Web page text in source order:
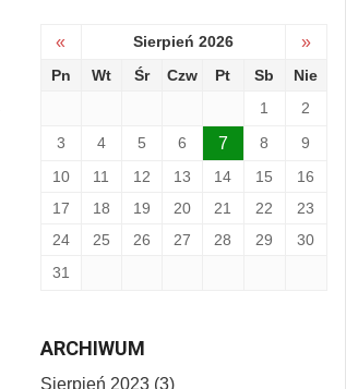
« Sierpień 2026 »
Pn Wt Śr Czw Pt Sb
Nie
1
2
3
4 5 6 7 8
9
10
11 12 13 14 15
16
17
18 19 20 21 22
23
24
25 26 27 28 29
30
31
ARCHIWUM
Sierpień 2023 (3)